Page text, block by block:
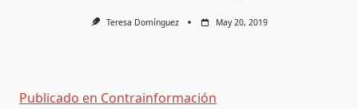
Teresa Domínguez May 20, 2019
Publicado en Contrainformación